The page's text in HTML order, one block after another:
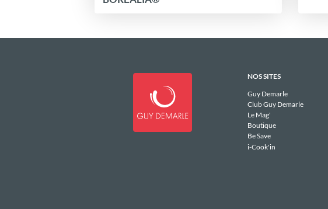
NOS SITES
Guy Demarle
Club Guy Demarle
Le Mag'
Boutique
Be Save
i-Cook'in